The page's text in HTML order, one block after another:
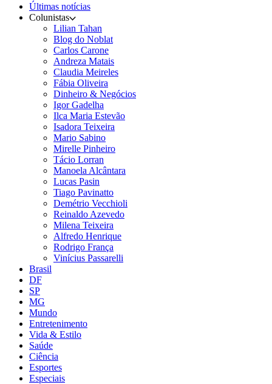
Últimas notícias
Colunistas
Lilian Tahan
Blog do Noblat
Carlos Carone
Andreza Matais
Claudia Meireles
Fábia Oliveira
Dinheiro & Negócios
Igor Gadelha
Ilca Maria Estevão
Isadora Teixeira
Mario Sabino
Mirelle Pinheiro
Tácio Lorran
Manoela Alcântara
Lucas Pasin
Tiago Pavinatto
Demétrio Vecchioli
Reinaldo Azevedo
Milena Teixeira
Alfredo Henrique
Rodrigo França
Vinícius Passarelli
Brasil
DF
SP
MG
Mundo
Entretenimento
Vida & Estilo
Saúde
Ciência
Esportes
Especiais